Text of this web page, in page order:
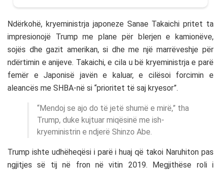
Ndërkohë, kryeministrja japoneze Sanae Takaichi pritet ta
impresionojë Trump me plane për blerjen e kamionëve,
sojës dhe gazit amerikan, si dhe me një marrëveshje për
ndërtimin e anijeve. Takaichi, e cila u bë kryeministrja e parë
femër e Japonisë javën e kaluar, e cilësoi forcimin e
aleancës me SHBA-në si “prioritet të saj kryesor”.
“Mendoj se ajo do të jetë shumë e mirë,” tha
Trump, duke kujtuar miqësinë me ish-
kryeministrin e ndjerë Shinzo Abe.
Trump ishte udhëheqësi i parë i huaj që takoi Naruhiton pas
ngjitjes së tij në fron në vitin 2019. Megjithëse roli i